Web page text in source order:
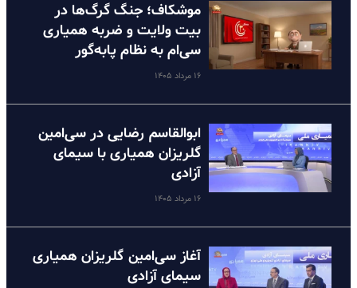
موشکاف؛ جنگ گرگ‌ها در
بیت ولایت و ضربه همیاری
سی‌ام به نظام پا‌به‌گور
۱۶ مرداد ۱۴۰۵
ابوالقاسم رضایی در سی‌امین
گلریزان همیاری با سیمای
آزادی
۱۶ مرداد ۱۴۰۵
آغاز سی‌امین گلریزان همیاری
سیمای آزادی